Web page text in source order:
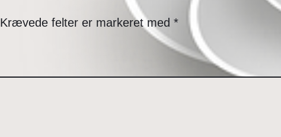
Krævede felter er markeret med *